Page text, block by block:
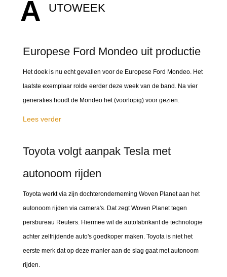
A UTOWEEK
Europese Ford Mondeo uit productie
Het doek is nu echt gevallen voor de Europese Ford Mondeo. Het
laatste exemplaar rolde eerder deze week van de band. Na vier
generaties houdt de Mondeo het (voorlopig) voor gezien.
Lees verder
Toyota volgt aanpak Tesla met
autonoom rijden
Toyota werkt via zijn dochteronderneming Woven Planet aan het
autonoom rijden via camera's. Dat zegt Woven Planet tegen
persbureau Reuters. Hiermee wil de autofabrikant de technologie
achter zelfrijdende auto's goedkoper maken. Toyota is niet het
eerste merk dat op deze manier aan de slag gaat met autonoom
rijden.